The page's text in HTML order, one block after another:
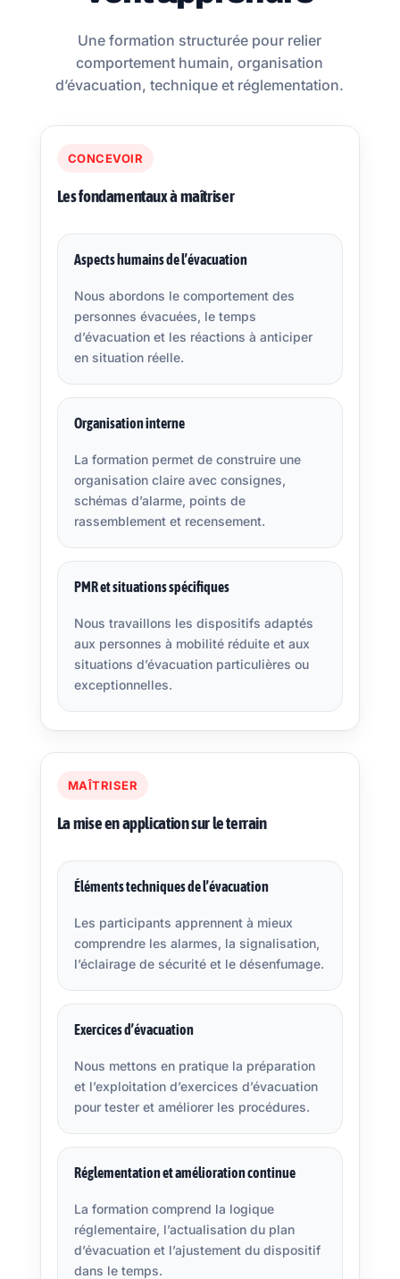
Une formation structurée pour relier
comportement humain, organisation
d’évacuation, technique et réglementation.
CONCEVOIR
Les fondamentaux à maîtriser
Aspects humains de l’évacuation
Nous abordons le comportement des
personnes évacuées, le temps
d’évacuation et les réactions à anticiper
en situation réelle.
Organisation interne
La formation permet de construire une
organisation claire avec consignes,
schémas d’alarme, points de
rassemblement et recensement.
PMR et situations spécifiques
Nous travaillons les dispositifs adaptés
aux personnes à mobilité réduite et aux
situations d’évacuation particulières ou
exceptionnelles.
MAÎTRISER
La mise en application sur le terrain
Éléments techniques de l’évacuation
Les participants apprennent à mieux
comprendre les alarmes, la signalisation,
l’éclairage de sécurité et le désenfumage.
Exercices d’évacuation
Nous mettons en pratique la préparation
et l’exploitation d’exercices d’évacuation
pour tester et améliorer les procédures.
Réglementation et amélioration continue
La formation comprend la logique
réglementaire, l’actualisation du plan
d’évacuation et l’ajustement du dispositif
dans le temps.